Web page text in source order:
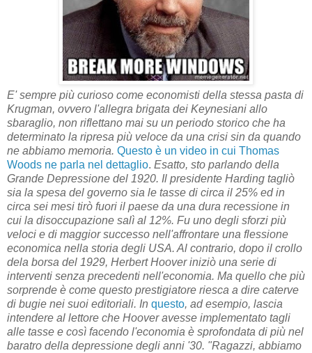
E' sempre più curioso come economisti della stessa pasta di
Krugman, ovvero l'allegra brigata dei Keynesiani allo
sbaraglio, non riflettano mai su un periodo storico che ha
determinato la ripresa più veloce da una crisi sin da quando
ne abbiamo memoria. Questo è un video in cui Thomas
Woods ne parla nel dettaglio. Esatto, sto parlando della
Grande Depressione del 1920. Il presidente Harding tagliò
sia la spesa del governo sia le tasse di circa il 25% ed in
circa sei mesi tirò fuori il paese da una dura recessione in
cui la disoccupazione salì al 12%. Fu uno degli sforzi più
veloci e di maggior successo nell'affrontare una flessione
economica nella storia degli USA. Al contrario, dopo il crollo
dela borsa del 1929, Herbert Hoover iniziò una serie di
interventi senza precedenti nell'economia. Ma quello che più
sorprende è come questo prestigiatore riesca a dire caterve
di bugie nei suoi editoriali. In questo, ad esempio, lascia
intendere al lettore che Hoover avesse implementato tagli
alle tasse e così facendo l'economia è sprofondata di più nel
baratro della depressione degli anni '30. "Ragazzi, abbiamo